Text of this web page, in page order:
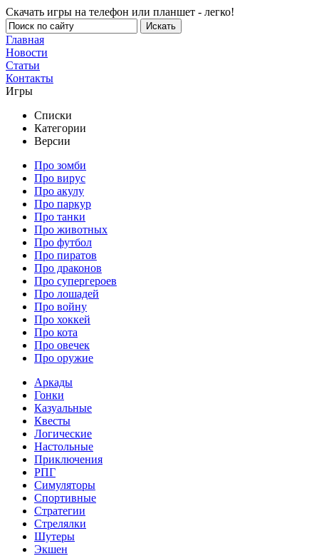
Скачать игры на телефон или планшет - легко!
Главная
Новости
Статьи
Контакты
Игры
Списки
Категории
Версии
Про зомби
Про вирус
Про акулу
Про паркур
Про танки
Про животных
Про футбол
Про пиратов
Про драконов
Про супергероев
Про лошадей
Про войну
Про хоккей
Про кота
Про овечек
Про оружие
Аркады
Гонки
Казуальные
Квесты
Логические
Настольные
Приключения
РПГ
Симуляторы
Спортивные
Стратегии
Стрелялки
Шутеры
Экшен